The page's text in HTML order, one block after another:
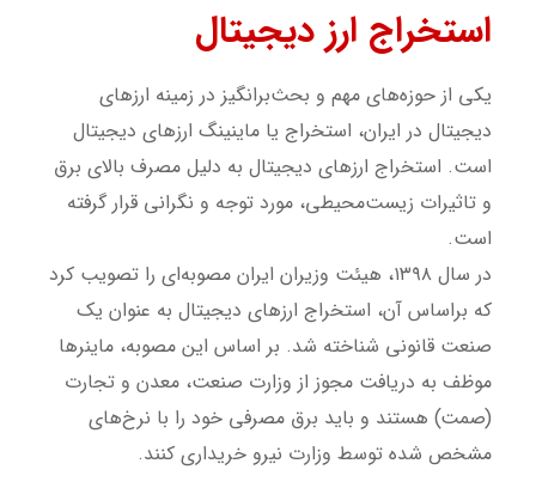
استخراج ارز دیجیتال
یکی از حوزه‌های مهم و بحث‌برانگیز در زمینه ارزهای
دیجیتال در ایران، استخراج یا ماینینگ ارزهای دیجیتال
است. استخراج ارزهای دیجیتال به دلیل مصرف بالای برق
و تاثیرات زیست‌محیطی، مورد توجه و نگرانی قرار گرفته
است.
در سال ۱۳۹۸، هیئت وزیران ایران مصوبه‌ای را تصویب کرد
که براساس آن، استخراج ارزهای دیجیتال به عنوان یک
صنعت قانونی شناخته شد. بر اساس این مصوبه، ماینرها
موظف به دریافت مجوز از وزارت صنعت، معدن و تجارت
(صمت) هستند و باید برق مصرفی خود را با نرخ‌های
مشخص شده توسط وزارت نیرو خریداری کنند.